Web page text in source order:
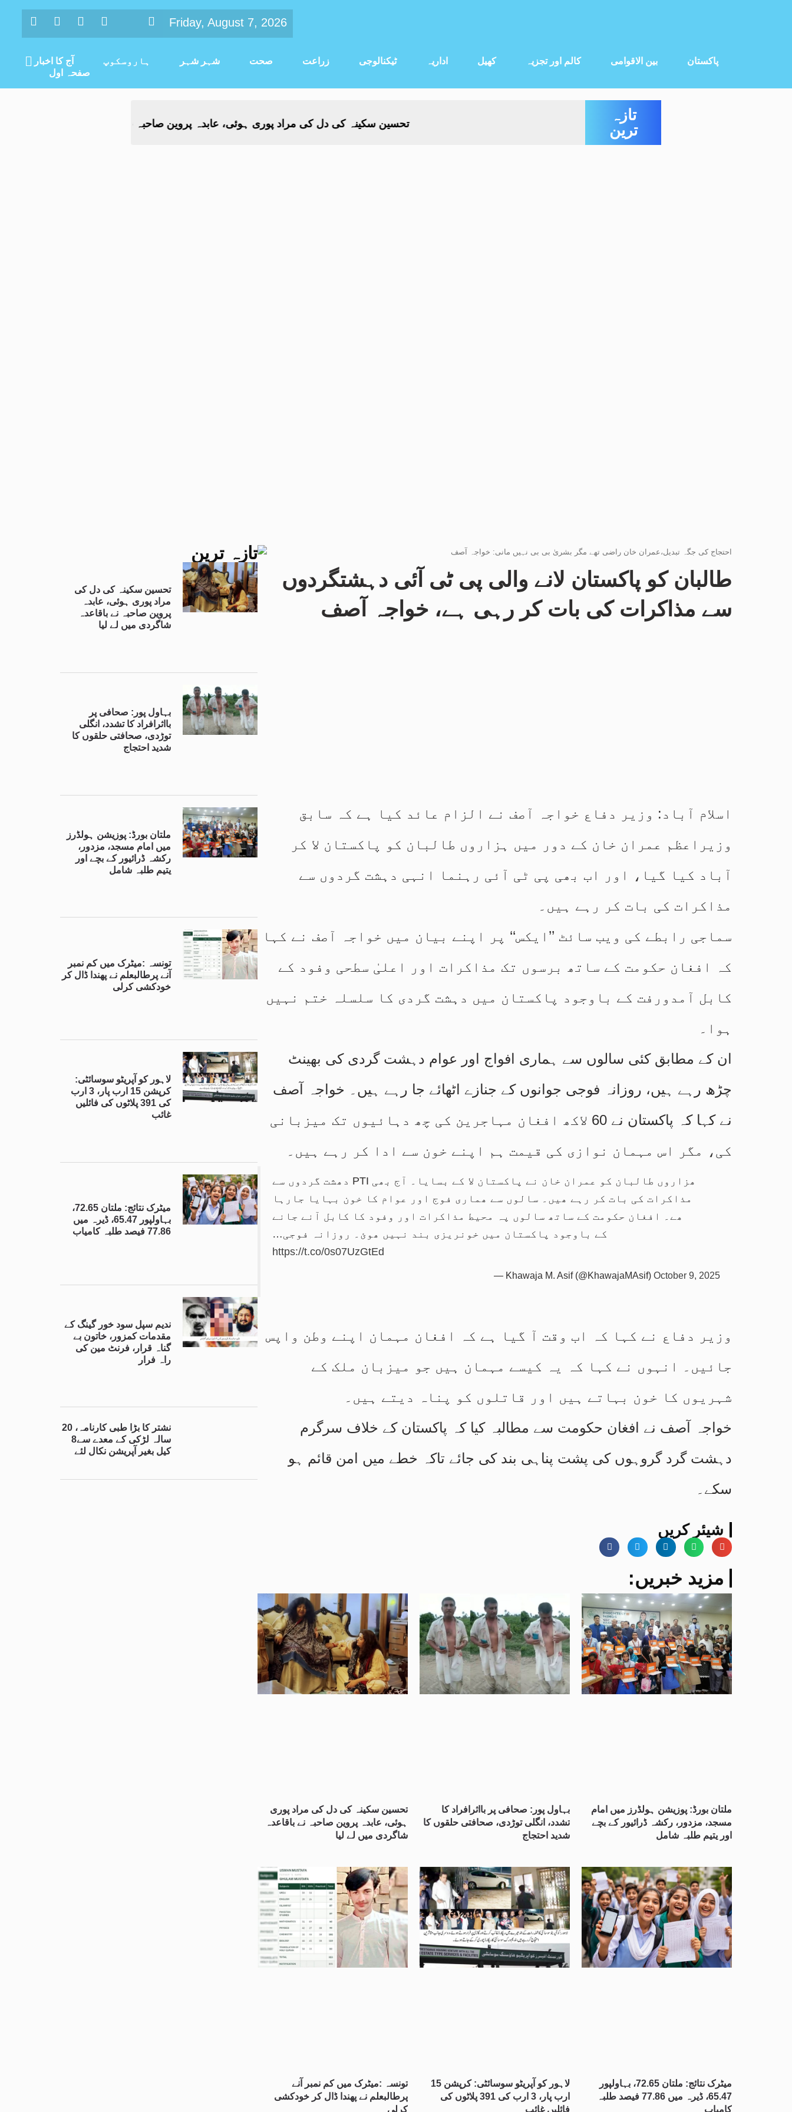
Friday, August 7, 2026
آج کا اخبار ہاروسکوپ شہر شہر صحت زراعت ٹیکنالوجی اداریہ کھیل کالم اور تجزیہ بین الاقوامی
پاکستان
صفحہ اول
تحسین سکینہ کی دل کی مراد پوری ہوئی، عابدہ پروین صاحبہ نے باقاعدہ شاگردی میں لے لیا
تازہ
ترین
تازہ ترین
تحسین سکینہ کی دل کی
مراد پوری ہوئی، عابدہ
پروین صاحبہ نے باقاعدہ
شاگردی میں لے لیا
بہاول پور: صحافی پر
بااثرافراد کا تشدد، انگلی
توڑدی، صحافتی حلقوں کا
شدید احتجاج
ملتان بورڈ: پوزیشن ہولڈرز
میں امام مسجد، مزدور،
رکشہ ڈرائیور کے بچے اور
یتیم طلبہ شامل
تونسہ :میٹرک میں کم نمبر
آنے پرطالبعلم نے پھندا ڈال کر
خودکشی کرلی
لاہور کو آپریٹو سوسائٹی:
کرپشن 15 ارب پار، 3 ارب
کی 391 پلاٹوں کی فائلیں
غائب
میٹرک نتائج: ملتان 72.65،
بہاولپور 65.47، ڈیرہ میں
77.86 فیصد طلبہ کامیاب
ندیم سپل سود خور گینگ کے
مقدمات کمزور، خاتون بے
گناہ قرار، فرنٹ مین کی
راہ فرار
نشتر کا بڑا طبی کارنامہ، 20
سالہ لڑکی کے معدے سے8
کیل بغیر آپریشن نکال لئے
طالبان کو پاکستان لانے والی پی ٹی آئی دہشتگردوں
سے مذاکرات کی بات کر رہی ہے، خواجہ آصف
اسلام آباد: وزیر دفاع خواجہ آصف نے الزام عائد کیا ہے کہ سابق
وزیراعظم عمران خان کے دور میں ہزاروں طالبان کو پاکستان لا کر
آباد کیا گیا، اور اب بھی پی ٹی آئی رہنما انہی دہشت گردوں سے
مذاکرات کی بات کر رہے ہیں۔
سماجی رابطے کی ویب سائٹ ’’ایکس‘‘ پر اپنے بیان میں خواجہ آصف نے کہا
کہ افغان حکومت کے ساتھ برسوں تک مذاکرات اور اعلیٰ سطحی وفود کے
کابل آمدورفت کے باوجود پاکستان میں دہشت گردی کا سلسلہ ختم نہیں
ہوا۔
ان کے مطابق کئی سالوں سے ہماری افواج اور عوام دہشت گردی کی بھینٹ
چڑھ رہے ہیں، روزانہ فوجی جوانوں کے جنازے اٹھائے جا رہے ہیں۔ خواجہ آصف
نے کہا کہ پاکستان نے 60 لاکھ افغان مہاجرین کی چھ دہائیوں تک میزبانی
کی، مگر اس مہمان نوازی کی قیمت ہم اپنے خون سے ادا کر رہے ہیں۔
ھزاروں طالبان کو عمران خان نے پاکستان لا کے بسایا۔ آج بھی PTI دھشت گردوں سے
مذاکرات کی بات کر رہے ھیں۔ سالوں سے ھماری فوج اور عوام کا خون بہایا جارہا
ھے۔ افغان حکومت کے ساتھ سالوں پہ محیط مذاکرات اور وفود کا کابل آنے جانے
کے باوجود پاکستان میں خونریزی بند نہیں ھوئ۔ روزانہ فوجی…
https://t.co/0s07UzGtEd
— Khawaja M. Asif (@KhawajaMAsif) October 9, 2025
وزیر دفاع نے کہا کہ اب وقت آ گیا ہے کہ افغان مہمان اپنے وطن واپس
جائیں۔ انہوں نے کہا کہ یہ کیسے مہمان ہیں جو میزبان ملک کے
شہریوں کا خون بہاتے ہیں اور قاتلوں کو پناہ دیتے ہیں۔
خواجہ آصف نے افغان حکومت سے مطالبہ کیا کہ پاکستان کے خلاف سرگرم
دہشت گرد گروہوں کی پشت پناہی بند کی جائے تاکہ خطے میں امن قائم ہو
سکے۔
شیئر کریں
:مزید خبریں
تحسین سکینہ کی دل کی مراد پوری
ہوئی، عابدہ پروین صاحبہ نے باقاعدہ
شاگردی میں لے لیا
بہاول پور: صحافی پر بااثرافراد کا
تشدد، انگلی توڑدی، صحافتی حلقوں کا
شدید احتجاج
ملتان بورڈ: پوزیشن ہولڈرز میں امام
مسجد، مزدور، رکشہ ڈرائیور کے بچے
اور یتیم طلبہ شامل
تونسہ :میٹرک میں کم نمبر آنے
پرطالبعلم نے پھندا ڈال کر خودکشی
کرلی
لاہور کو آپریٹو سوسائٹی: کرپشن 15
ارب پار، 3 ارب کی 391 پلاٹوں کی
فائلیں غائب
میٹرک نتائج: ملتان 72.65، بہاولپور
65.47، ڈیرہ میں 77.86 فیصد طلبہ
کامیاب